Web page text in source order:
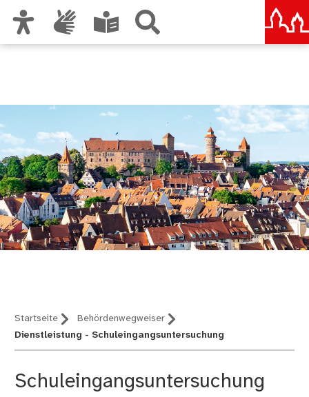
Startseite
Behördenwegweiser
Dienstleistung - Schuleingangsuntersuchung
Schuleingangsuntersuchung